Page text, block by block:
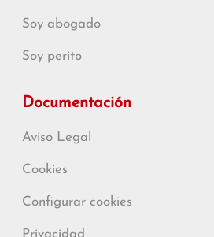
Soy abogado
Soy perito
Documentación
Aviso Legal
Cookies
Configurar cookies
Privacidad